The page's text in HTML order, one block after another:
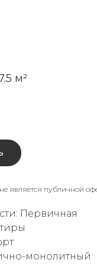
м²
является публичной
Первичная
монолитный